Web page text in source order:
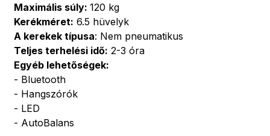
Maximális súly: 120 kg
Kerékméret: 6.5 hüvelyk
A kerekek típusa: Nem pneumatikus
Teljes terhelési idő: 2-3 óra
Egyéb lehetőségek:
- Bluetooth
- Hangszórók
- LED
- AutoBalans